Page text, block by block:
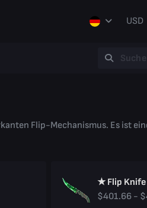
USD
Flip-Mechanismus. Es ist
★ Flip Knife
$401.66 -